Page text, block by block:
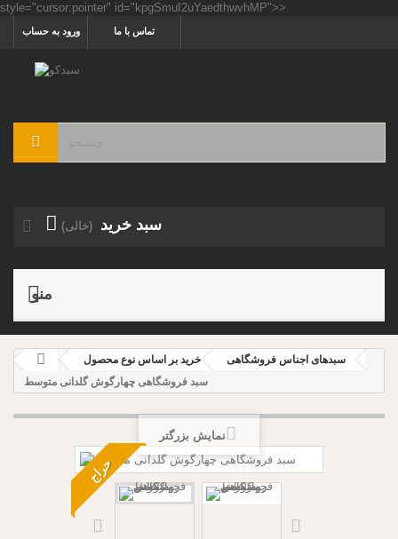
style="cursor:pointer" id="kpgSmuI2uYaedthwvhMP">>
ورود به حساب تماس با ما
سبد خرید (خالی)
منو
خرید بر اساس نوع محصول
سبدهای اجناس فروشگاهی
سبد فروشگاهی چهارگوش گلدانی متوسط
حراج
نمایش بزرگتر